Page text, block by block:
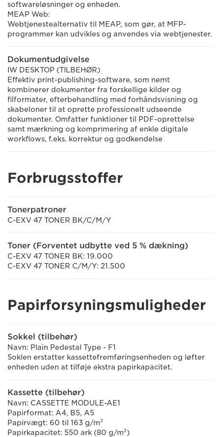
softwareløsninger og enheden.
MEAP Web:
Webtjenestealternativ til MEAP, som gør, at MFP-
programmer kan udvikles og anvendes via webtjenester.
Dokumentudgivelse
IW DESKTOP (TILBEHØR)
Effektiv print-publishing-software, som nemt
kombinerer dokumenter fra forskellige kilder og
filformater, efterbehandling med forhåndsvisning og
skabeloner til at oprette professionelt udseende
dokumenter. Omfatter funktioner til PDF-oprettelse
samt mærkning og komprimering af enkle digitale
workflows, f.eks. korrektur og godkendelse
Forbrugsstoffer
Tonerpatroner
C-EXV 47 TONER BK/C/M/Y
Toner (Forventet udbytte ved 5 % dækning)
C-EXV 47 TONER BK: 19.000
C-EXV 47 TONER C/M/Y: 21.500
Papirforsyningsmuligheder
Sokkel (tilbehør)
Navn: Plain Pedestal Type - F1
Soklen erstatter kassettefremføringsenheden og løfter
enheden uden at tilføje ekstra papirkapacitet.
Kassette (tilbehør)
Navn: CASSETTE MODULE-AE1
Papirformat: A4, B5, A5
Papirvægt: 60 til 163 g/m²
Papirkapacitet: 550 ark (80 g/m²)